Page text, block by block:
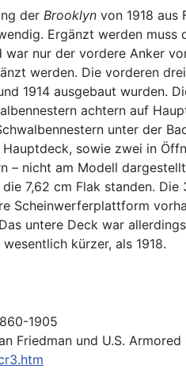
der Brooklyn von 1918 aus
Ergänzt werden
nur der vordere Anker
werden. Die vorderen
1914 ausgebaut wurden.
achtern auf
unter der
sowie zwei in
– nicht am Modell
7,62 cm Flak standen.
Scheinwerferplattform
untere Deck war
kürzer, als 1918.
1905
Friedman und U.S.